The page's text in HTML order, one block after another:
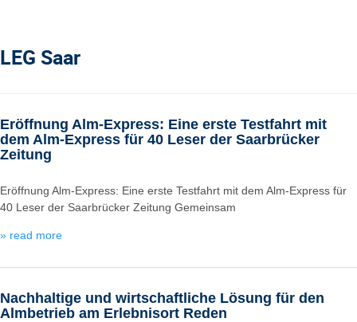
LEG Saar
Eröffnung Alm-Express: Eine erste Testfahrt mit
dem Alm-Express für 40 Leser der Saarbrücker
Zeitung
Eröffnung Alm-Express: Eine erste Testfahrt mit dem Alm-Express für
40 Leser der Saarbrücker Zeitung Gemeinsam
» read more
Nachhaltige und wirtschaftliche Lösung für den
Almbetrieb am Erlebnisort Reden